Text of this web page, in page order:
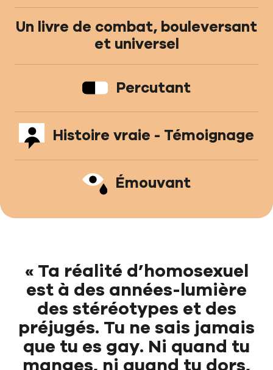
Un livre de combat, bouleversant
et universel
Percutant
Histoire vraie - Témoignage
Émouvant
« Ta réalité d’homosexuel
est à des années-lumière
des stéréotypes et des
préjugés. Tu ne sais jamais
que tu es gay. Ni quand tu
manges, ni quand tu dors,